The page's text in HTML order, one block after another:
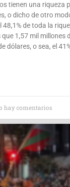
tie­nen una rique­za
o dicho de otro
de toda la
1,57 mil millo­nes
dóla­res, o sea, el
hay comentarios